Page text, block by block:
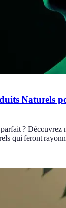
Naturels
? Découvrez
qui feront